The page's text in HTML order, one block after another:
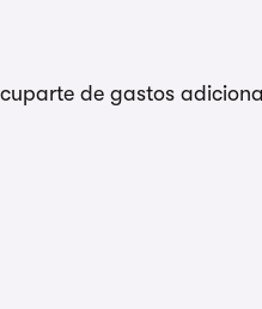
de gastos